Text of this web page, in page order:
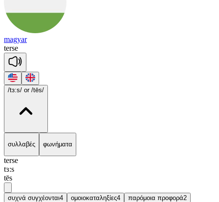
magyar
terse
/tɜ:s/ or /tēs/
συλλαβές φωνήματα
terse
tɜ:s
tēs
συχνά συγχέονται4 ομοιοκαταληξίες4 παρόμοια προφορά2